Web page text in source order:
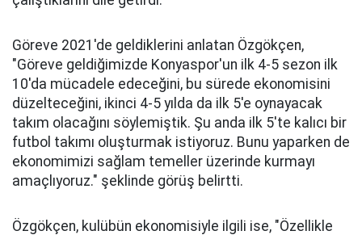
Göreve 2021'de geldiklerini anlatan Özgökçen,
"Göreve geldiğimizde Konyaspor'un ilk 4-5 sezon ilk
10'da mücadele edeceğini, bu sürede ekonomisini
düzelteceğini, ikinci 4-5 yılda da ilk 5'e oynayacak
takım olacağını söylemiştik. Şu anda ilk 5'te kalıcı bir
futbol takımı oluşturmak istiyoruz. Bunu yaparken de
ekonomimizi sağlam temeller üzerinde kurmayı
amaçlıyoruz." şeklinde görüş belirtti.
Özgökçen, kulübün ekonomisiyle ilgili ise, "Özellikle